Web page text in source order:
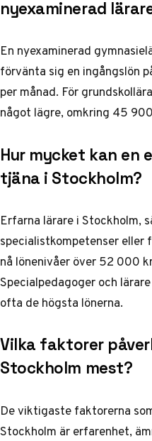
nyexaminerad
En nyexaminerad
förvänta sig en ingångslön
per månad. För
något lägre, omkring 45
Hur mycket kan en
tjäna i Stockholm?
Erfarna lärare i Stockholm,
specialistkompetenser eller
nå lönenivåer över 52 000
Specialpedagoger och
ofta de högsta lönerna.
Vilka faktorer
Stockholm mest?
De viktigaste faktorerna
Stockholm är erfarenhet,